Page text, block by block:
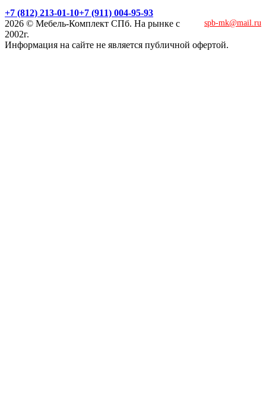
+7 (812) 213-01-10+7 (911) 004-95-93
spb-mk@mail.ru
2026 © Мебель-Комплект СПб. На рынке с
2002г.
Информация на сайте не является публичной офертой.